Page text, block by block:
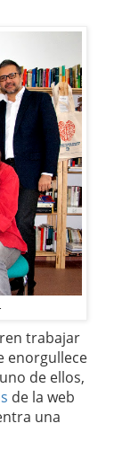
trabajar
enorgullece
de ellos,
de la web
una